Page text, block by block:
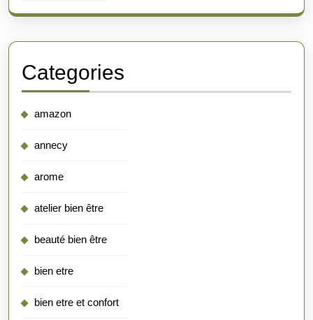
Categories
amazon
annecy
arome
atelier bien être
beauté bien être
bien etre
bien etre et confort